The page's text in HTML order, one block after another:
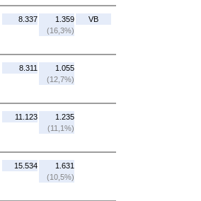
8.337
1.359
(16,3%)
VB
8.311
1.055
(12,7%)
11.123
1.235
(11,1%)
15.534
1.631
(10,5%)